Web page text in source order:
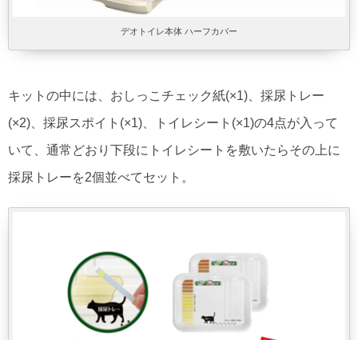
デオトイレ本体 ハーフカバー
キットの中には、おしっこチェック紙(×1)、採尿トレー
(×2)、採尿スポイト(×1)、トイレシート(×1)の4点が入って
いて、通常どおり下段にトイレシートを敷いたらその上に
採尿トレーを2個並べてセット。